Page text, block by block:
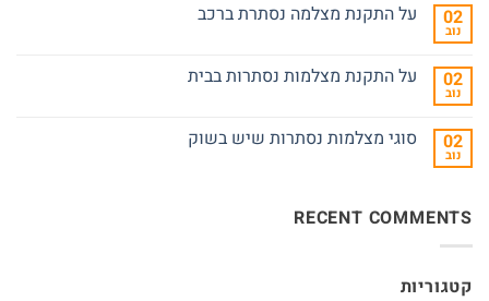
על
בחדר
מדרגות
מגורים
02
נוב
על התקנת מצלמה נסתרת ברכב
על
ברכב
02
נוב
על התקנת מצלמות נסתרות בבית
על 02
נוב
סוגי מצלמות נסתרות שיש בשוק
מצלמות
RECENT COMMENTS
קטגוריות